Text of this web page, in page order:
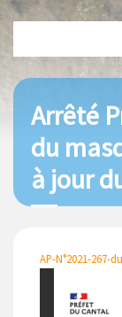
Arrêté
du
à jour
AP-N°2021-267-